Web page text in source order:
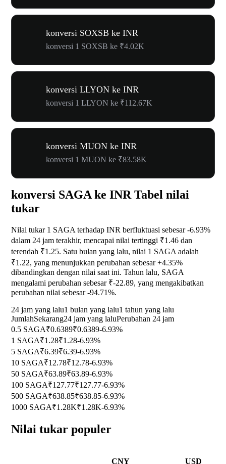
konversi SOXSB ke INR
konversi 1 SOXSB ke ₹4.02K
konversi LLYON ke INR
konversi 1 LLYON ke ₹112.67K
konversi MUON ke INR
konversi 1 MUON ke ₹83.58K
konversi SAGA ke INR Tabel nilai
tukar
Nilai tukar 1 SAGA terhadap INR berfluktuasi sebesar-6.93%
dalam 24 jam terakhir, mencapai nilai tertinggi ₹1.46 dan
terendah ₹1.25. Satu bulan yang lalu, nilai 1 SAGA adalah
₹1.22, yang menunjukkan perubahan sebesar+4.35%
dibandingkan dengan nilai saat ini. Tahun lalu, SAGA
mengalami perubahan sebesar ₹-22.89, yang mengakibatkan
perubahan nilai sebesar-94.71%.
24 jam yang lalu1 bulan yang lalu1 tahun yang lalu
JumlahSekarang24 jam yang laluPerubahan 24 jam
0.5 SAGA₹0.6389₹0.6389-6.93%
1 SAGA₹1.28₹1.28-6.93%
5 SAGA₹6.39₹6.39-6.93%
10 SAGA₹12.78₹12.78-6.93%
50 SAGA₹63.89₹63.89-6.93%
100 SAGA₹127.77₹127.77-6.93%
500 SAGA₹638.85₹638.85-6.93%
1000 SAGA₹1.28K₹1.28K-6.93%
Nilai tukar populer
CNY USD